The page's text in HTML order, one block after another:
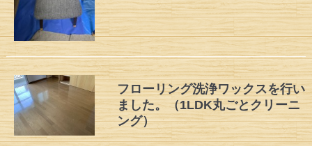
フローリング洗浄ワックスを行い
ました。（1LDK丸ごとクリーニ
ング）